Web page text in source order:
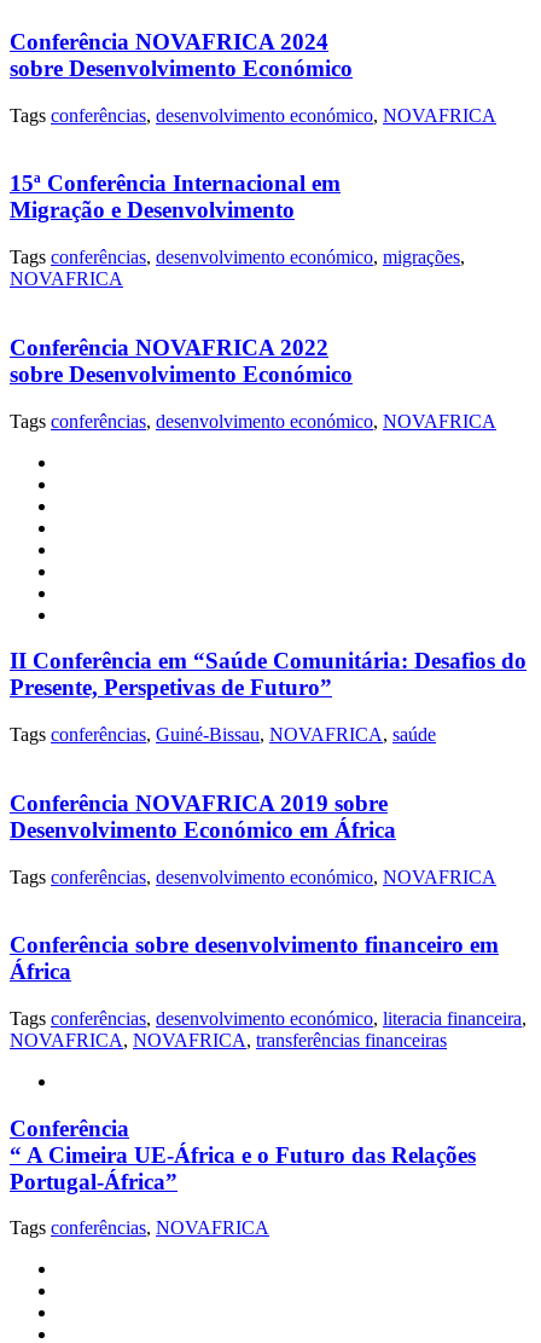
Conferência NOVAFRICA 2024
sobre Desenvolvimento Económico
Tags conferências, desenvolvimento económico, NOVAFRICA
15ª Conferência Internacional em
Migração e Desenvolvimento
Tags conferências, desenvolvimento económico, migrações,
NOVAFRICA
Conferência NOVAFRICA 2022
sobre Desenvolvimento Económico
Tags conferências, desenvolvimento económico, NOVAFRICA
II Conferência em “Saúde Comunitária: Desafios do
Presente, Perspetivas de Futuro”
Tags conferências, Guiné-Bissau, NOVAFRICA, saúde
Conferência NOVAFRICA 2019 sobre
Desenvolvimento Económico em África
Tags conferências, desenvolvimento económico, NOVAFRICA
Conferência sobre desenvolvimento financeiro em
África
Tags conferências, desenvolvimento económico, literacia financeira,
NOVAFRICA, NOVAFRICA, transferências financeiras
Conferência
“ A Cimeira UE-África e o Futuro das Relações
Portugal-África”
Tags conferências, NOVAFRICA